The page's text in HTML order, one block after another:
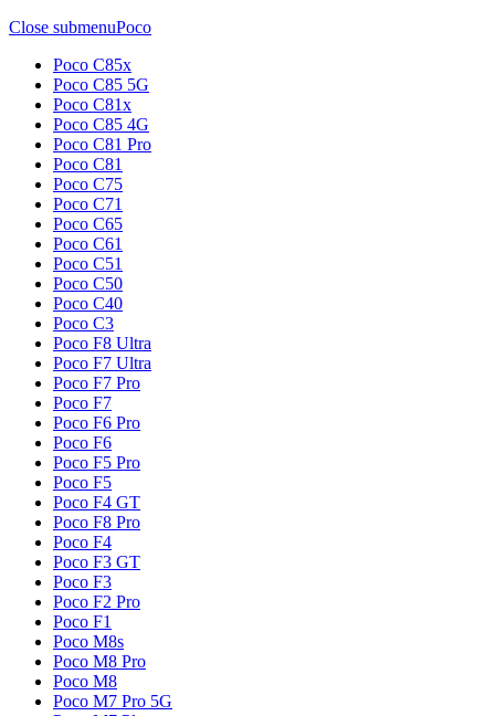
Close submenuPoco
Poco C85x
Poco C85 5G
Poco C81x
Poco C85 4G
Poco C81 Pro
Poco C81
Poco C75
Poco C71
Poco C65
Poco C61
Poco C51
Poco C50
Poco C40
Poco C3
Poco F8 Ultra
Poco F7 Ultra
Poco F7 Pro
Poco F7
Poco F6 Pro
Poco F6
Poco F5 Pro
Poco F5
Poco F4 GT
Poco F8 Pro
Poco F4
Poco F3 GT
Poco F3
Poco F2 Pro
Poco F1
Poco M8s
Poco M8 Pro
Poco M8
Poco M7 Pro 5G